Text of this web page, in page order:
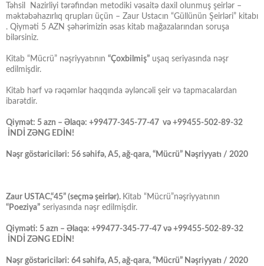
Təhsil Nazirliyi tərəfindən metodiki vəsaitə daxil olunmuş şeirlər –
məktəbəhazırlıq qrupları üçün – Zaur Ustacın “Güllünün Şeirləri” kitabı
. Qiyməti 5 AZN şəhərimizin əsas kitab mağazalarından soruşa
bilərsiniz.
Kitab “Mücrü” nəşriyyatının “Çoxbilmiş” uşaq seriyasında nəşr
edilmişdir.
Kitab hərf və rəqəmlər haqqında əyləncəli şeir və tapmacalardan
ibarətdir.
Qiymət: 5 azn – Əlaqə: +99477-345-77-47 və +99455-502-89-32
İNDİ ZƏNG EDİN!
Nəşr göstəriciləri: 56 səhifə, A5, ağ-qara, “Mücrü” Nəşriyyatı / 2020
Zaur USTAC,“45” (seçmə şeirlər). Kitab “Mücrü”nəşriyyatının
“Poeziya” seriyasında nəşr edilmişdir.
Qiyməti: 5 azn – Əlaqə: +99477-345-77-47 və +99455-502-89-32
İNDİ ZƏNG EDİN!
Nəşr göstəriciləri: 64 səhifə, A5, ağ-qara, “Mücrü” Nəşriyyatı / 2020